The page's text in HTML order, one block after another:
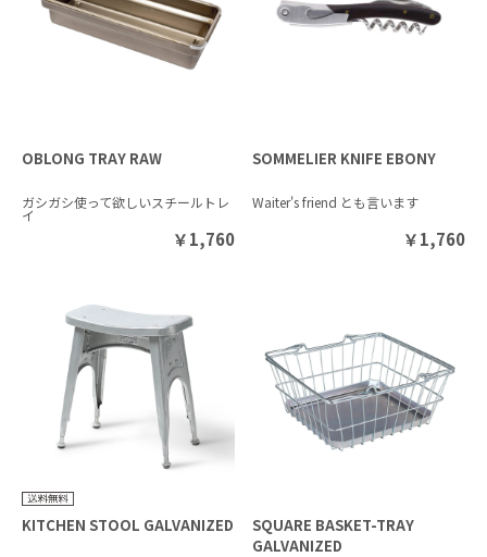
DULTONのオリジナル家具「METAL PRODUCTS」は海外で製造さ
れています。ひとつひとつ手作業で作られているため、色味や形状
の個体差、塗装ムラや小傷が生じる場合がございます。商品それぞ
OBLONG TRAY RAW
ガシガシ使って欲しいスチールトレ
イ
￥1,760
SOMMELIER KNIFE EBONY
Waiter's friend とも言います
￥1,760
KITCHEN STOOL GALVANIZED
SQUARE BASKET-TRAY
GALVANIZED